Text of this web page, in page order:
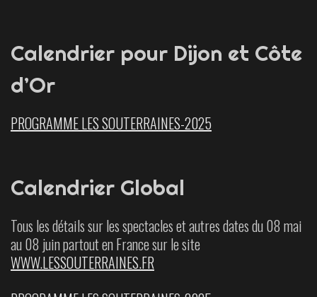
Calendrier pour Dijon et Côte
d’Or
PROGRAMME LES SOUTERRAINES-2025
Calendrier Global
Tous les détails sur les spectacles et autres dates du 08 mai
au 08 juin partout en France sur le site
WWW.LESSOUTERRAINES.FR